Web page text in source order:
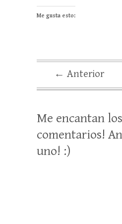
Me gusta esto:
← Anterior
Me encantan los
comentarios!
uno! :)